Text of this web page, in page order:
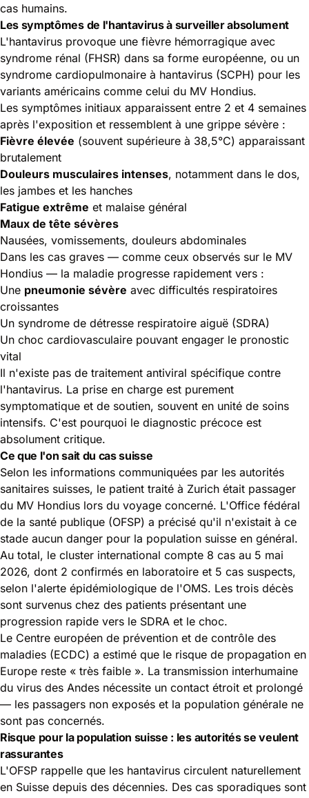
cas humains.
Les symptômes de l'hantavirus à surveiller absolument
L'hantavirus provoque une fièvre hémorragique avec
syndrome rénal (FHSR) dans sa forme européenne, ou un
syndrome cardiopulmonaire à hantavirus (SCPH) pour les
variants américains comme celui du MV Hondius.
Les symptômes initiaux apparaissent entre 2 et 4 semaines
après l'exposition et ressemblent à une grippe sévère :
Fièvre élevée (souvent supérieure à 38,5°C) apparaissant
brutalement
Douleurs musculaires intenses, notamment dans le dos,
les jambes et les hanches
Fatigue extrême et malaise général
Maux de tête sévères
Nausées, vomissements, douleurs abdominales
Dans les cas graves — comme ceux observés sur le MV
Hondius — la maladie progresse rapidement vers :
Une pneumonie sévère avec difficultés respiratoires
croissantes
Un syndrome de détresse respiratoire aiguë (SDRA)
Un choc cardiovasculaire pouvant engager le pronostic
vital
Il n'existe pas de traitement antiviral spécifique contre
l'hantavirus. La prise en charge est purement
symptomatique et de soutien, souvent en unité de soins
intensifs. C'est pourquoi le diagnostic précoce est
absolument critique.
Ce que l'on sait du cas suisse
Selon les informations communiquées par les autorités
sanitaires suisses, le patient traité à Zurich était passager
du MV Hondius lors du voyage concerné. L'Office fédéral
de la santé publique (OFSP) a précisé qu'il n'existait à ce
stade aucun danger pour la population suisse en général.
Au total, le cluster international compte 8 cas au 5 mai
2026, dont 2 confirmés en laboratoire et 5 cas suspects,
selon l'alerte épidémiologique de l'OMS. Les trois décès
sont survenus chez des patients présentant une
progression rapide vers le SDRA et le choc.
Le Centre européen de prévention et de contrôle des
maladies (ECDC) a estimé que le risque de propagation en
Europe reste « très faible ». La transmission interhumaine
du virus des Andes nécessite un contact étroit et prolongé
— les passagers non exposés et la population générale ne
sont pas concernés.
Risque pour la population suisse : les autorités se veulent
rassurantes
L'OFSP rappelle que les hantavirus circulent naturellement
en Suisse depuis des décennies. Des cas sporadiques sont